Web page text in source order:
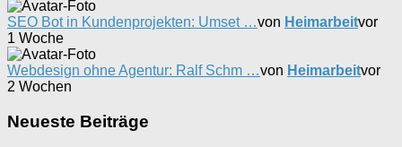
SEO Bot in Kundenprojekten: Umset …von Heimarbeitvor
1 Woche
Webdesign ohne Agentur: Ralf Schm …von Heimarbeitvor
2 Wochen
Neueste Beiträge